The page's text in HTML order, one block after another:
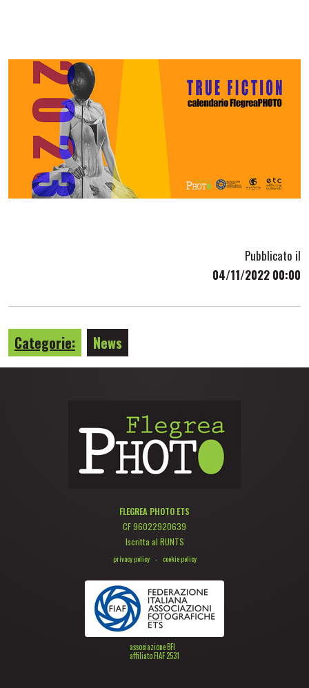
Pubblicato il
04/11/2022 00:00
Categorie: News
FLEGREA PHOTO ETS
CF 96022920639
Iscritta al RUNTS
privacy policy - cookie policy
associazione BFI
affiliato FIAF 2531